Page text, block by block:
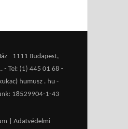
- 1111 Budapest,
- Tel: (1) 445 01 68 -
humusz . hu -
18529904-1-43
Adatvédelmi